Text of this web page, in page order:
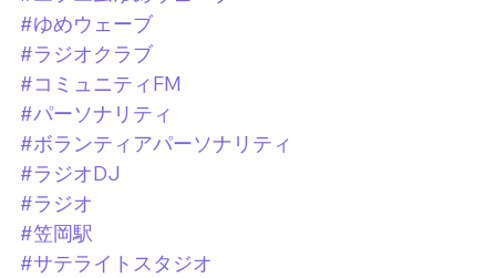
#ゆめウェーブ
#ラジオクラブ
#コミュニティFM
#パーソナリティ
#ボランティアパーソナリティ
#ラジオDJ
#ラジオ
#笠岡駅
#サテライトスタジオ